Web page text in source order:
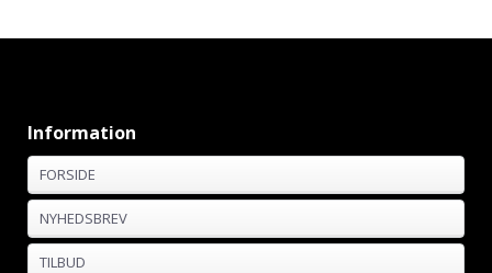
Information
FORSIDE
NYHEDSBREV
TILBUD